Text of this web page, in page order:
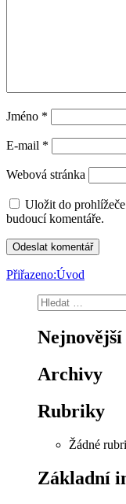
Jméno *
E-mail *
Webová stránka
Uložit do
budoucí komentáře.
Navigace
Přiřazeno:Úvod
Hledat:
Archivy
Rubriky
Žádné
Základní